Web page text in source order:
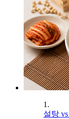
1.
설탕